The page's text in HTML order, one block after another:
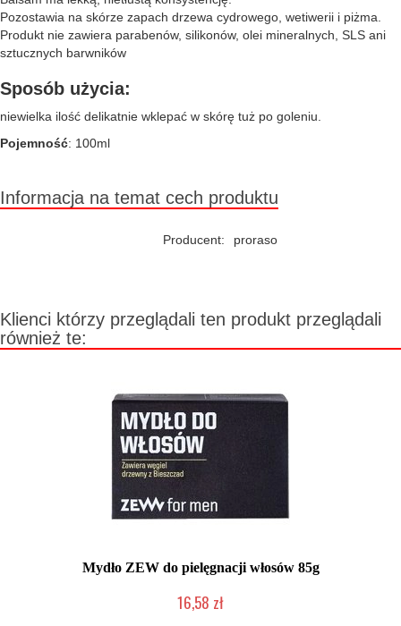
Pozostawia na skórze zapach drzewa cydrowego, wetiwerii i piżma.
Produkt nie zawiera parabenów, silikonów, olei mineralnych, SLS ani
sztucznych barwników
Sposób użycia:
niewielka ilość delikatnie wklepać w skórę tuż po goleniu.
Pojemność: 100ml
Informacja na temat cech produktu
Producent: proraso
Klienci którzy przeglądali ten produkt przeglądali
również te:
Mydło ZEW do pielęgnacji włosów 85g
16,58 zł